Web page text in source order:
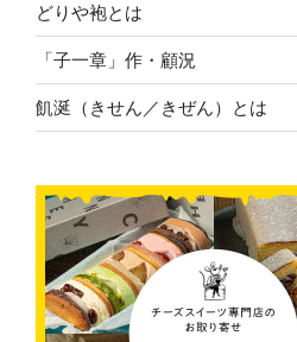
どりや袍とは
「子一章」作・顧況
飢涎（きせん／きぜん）とは